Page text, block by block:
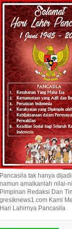
Berani Transparan
Mengungkap Membantu
Belum Terungkap.Kapolda
Jawa Ti...
Pancasila tak hanya
namun amalkanlah nilai-
Pimpinan Redaksi Dan
gresiknews1.com Kami
Hari Lahirnya Pancasila